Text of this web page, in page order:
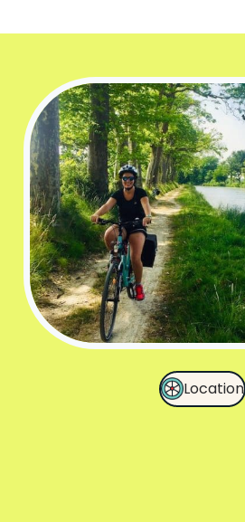
Location